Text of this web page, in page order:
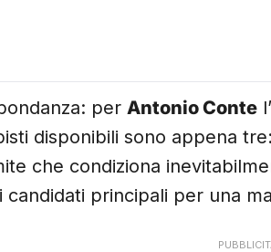
per Antonio Conte
disponibili sono appena tre:
che condiziona
candidati principali per una